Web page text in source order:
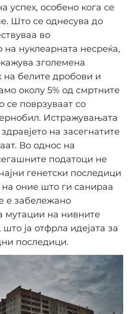
успех, особено кога се
Што се однесува до
во
на нуклеарната несреќа,
зголемена
на белите дробови и
околу 5% од смртните
се поврзуваат со
Истражувањата
на засегнатите
Во однос на
податоци не
генетски последици
на оние што ги санираа
е забележано
мутации на нивните
ја отфрла идејата за
последици.